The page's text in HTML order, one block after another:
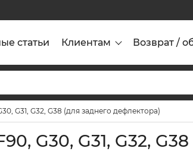
статьи Клиентам Возврат /
G31, G32, G38 (для заднего дефлектора)
G30, G31, G32,